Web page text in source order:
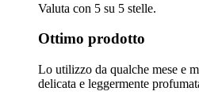
Valuta con 5 su 5 stelle.
Ottimo prodotto
Lo utilizzo da qualche mese e
delicata e leggermente